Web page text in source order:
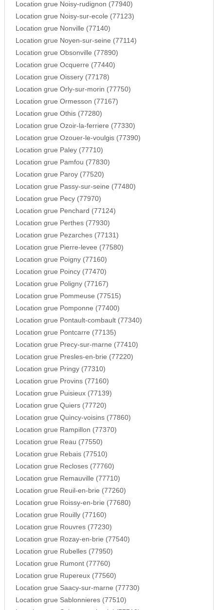
Location grue Noisy-rudignon (77940)
Location grue Noisy-sur-ecole (77123)
Location grue Nonville (77140)
Location grue Noyen-sur-seine (77114)
Location grue Obsonville (77890)
Location grue Ocquerre (77440)
Location grue Oissery (77178)
Location grue Orly-sur-morin (77750)
Location grue Ormesson (77167)
Location grue Othis (77280)
Location grue Ozoir-la-ferriere (77330)
Location grue Ozouer-le-voulgis (77390)
Location grue Paley (77710)
Location grue Pamfou (77830)
Location grue Paroy (77520)
Location grue Passy-sur-seine (77480)
Location grue Pecy (77970)
Location grue Penchard (77124)
Location grue Perthes (77930)
Location grue Pezarches (77131)
Location grue Pierre-levee (77580)
Location grue Poigny (77160)
Location grue Poincy (77470)
Location grue Poligny (77167)
Location grue Pommeuse (77515)
Location grue Pomponne (77400)
Location grue Pontault-combault (77340)
Location grue Pontcarre (77135)
Location grue Precy-sur-marne (77410)
Location grue Presles-en-brie (77220)
Location grue Pringy (77310)
Location grue Provins (77160)
Location grue Puisieux (77139)
Location grue Quiers (77720)
Location grue Quincy-voisins (77860)
Location grue Rampillon (77370)
Location grue Reau (77550)
Location grue Rebais (77510)
Location grue Recloses (77760)
Location grue Remauville (77710)
Location grue Reuil-en-brie (77260)
Location grue Roissy-en-brie (77680)
Location grue Rouilly (77160)
Location grue Rouvres (77230)
Location grue Rozay-en-brie (77540)
Location grue Rubelles (77950)
Location grue Rumont (77760)
Location grue Rupereux (77560)
Location grue Saacy-sur-marne (77730)
Location grue Sablonnieres (77510)